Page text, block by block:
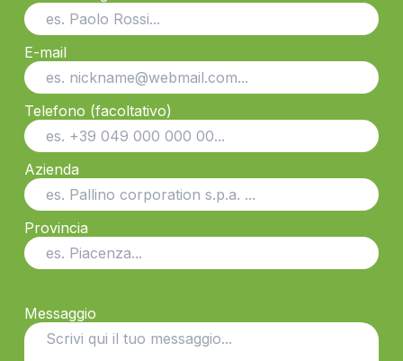
E-mail
Telefono (facoltativo)
Azienda
Provincia
Messaggio